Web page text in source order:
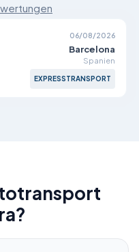
06/08/2026
Barcelona
Spanien
EXPRESSTRANSPORT